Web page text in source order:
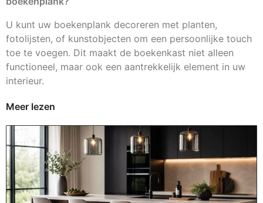
U kunt uw boekenplank decoreren met planten,
fotolijsten, of kunstobjecten om een persoonlijke touch
toe te voegen. Dit maakt de boekenkast niet alleen
functioneel, maar ook een aantrekkelijk element in uw
interieur.
Meer lezen